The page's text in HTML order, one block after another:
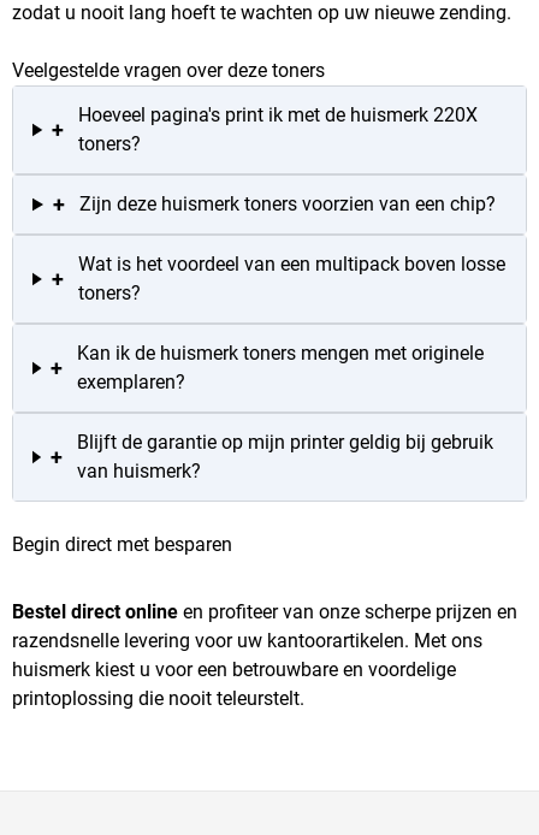
zodat u nooit lang hoeft te wachten op uw nieuwe zending.
Veelgestelde vragen over deze toners
+
Hoeveel pagina's print ik met de huismerk 220X
toners?
+ Zijn deze huismerk toners voorzien van een chip?
+
Wat is het voordeel van een multipack boven losse
toners?
+
Kan ik de huismerk toners mengen met originele
exemplaren?
+
Blijft de garantie op mijn printer geldig bij gebruik
van huismerk?
Begin direct met besparen
Bestel direct online en profiteer van onze scherpe prijzen en
razendsnelle levering voor uw kantoorartikelen. Met ons
huismerk kiest u voor een betrouwbare en voordelige
printoplossing die nooit teleurstelt.